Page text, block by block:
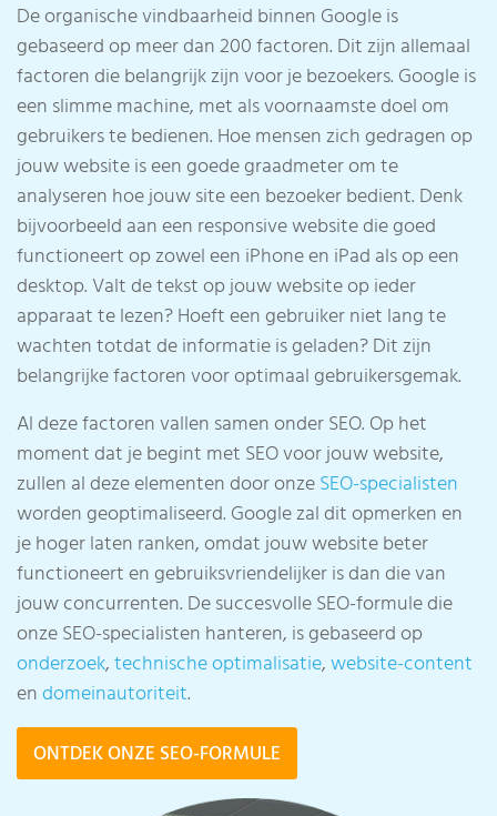
De organische vindbaarheid binnen Google is
gebaseerd op meer dan 200 factoren. Dit zijn allemaal
factoren die belangrijk zijn voor je bezoekers. Google is
een slimme machine, met als voornaamste doel om
gebruikers te bedienen. Hoe mensen zich gedragen op
jouw website is een goede graadmeter om te
analyseren hoe jouw site een bezoeker bedient. Denk
bijvoorbeeld aan een responsive website die goed
functioneert op zowel een iPhone en iPad als op een
desktop. Valt de tekst op jouw website op ieder
apparaat te lezen? Hoeft een gebruiker niet lang te
wachten totdat de informatie is geladen? Dit zijn
belangrijke factoren voor optimaal gebruikersgemak.
Al deze factoren vallen samen onder SEO. Op het
moment dat je begint met SEO voor jouw website,
zullen al deze elementen door onzeSEO-specialisten
worden geoptimaliseerd. Google zal dit opmerken en
je hoger laten ranken, omdat jouw website beter
functioneert en gebruiksvriendelijker is dan die van
jouw concurrenten. De succesvolle SEO-formule die
onze SEO-specialisten hanteren, is gebaseerd op
onderzoek,technische optimalisatie,website-content
endomeinautoriteit.
ONTDEK ONZE SEO-FORMULE